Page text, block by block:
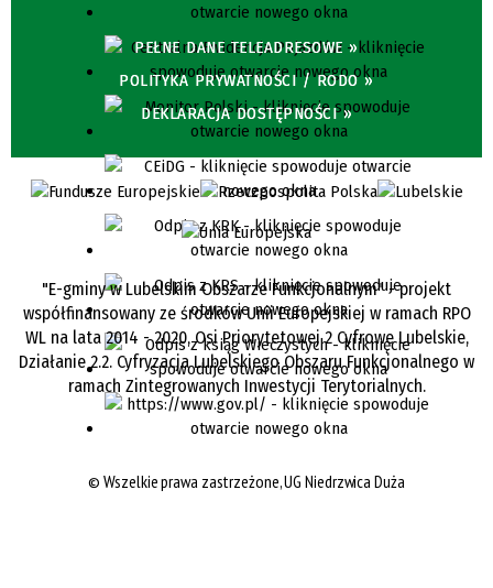
PEŁNE DANE TELEADRESOWE »
POLITYKA PRYWATNOŚCI / RODO »
DEKLARACJA DOSTĘPNOŚCI »
"E-gminy w Lubelskim Obszarze Funkcjonalnym" - projekt
współfinansowany ze środków Unii Europejskiej w ramach RPO
WL na lata 2014 - 2020, Osi Priorytetowej 2 Cyfrowe Lubelskie,
Działanie 2.2. Cyfryzacja Lubelskiego Obszaru Funkcjonalnego w
ramach Zintegrowanych Inwestycji Terytorialnych.
©Wszelkie prawa zastrzeżone, UG Niedrzwica Duża